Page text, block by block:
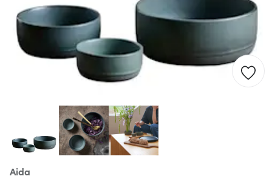
Aida